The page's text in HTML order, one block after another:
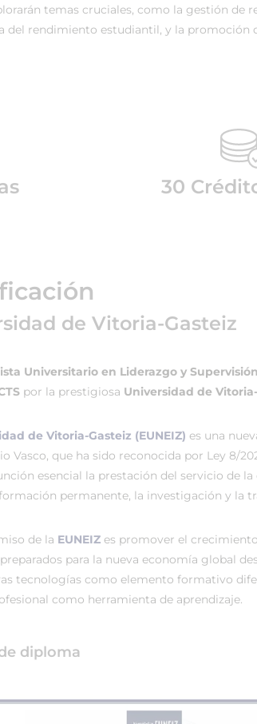
temas cruciales, como la gestión de
del rendimiento estudiantil, y la promoción
30
de Vitoria-Gasteiz
Universitario en Liderazgo y
por la prestigiosa Universidad de
de Vitoria-Gasteiz (EUNEIZ) es una
Vasco, que ha sido reconocida por Ley 8/
esencial la prestación del servicio de
permanente, la investigación y la
de la EUNEIZ es promover el
para la nueva economía global
tecnologías como elemento formativo
como herramienta de aprendizaje.
diploma